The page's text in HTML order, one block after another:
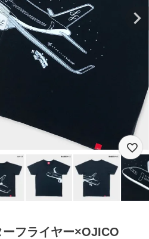
フライヤー×OJICO